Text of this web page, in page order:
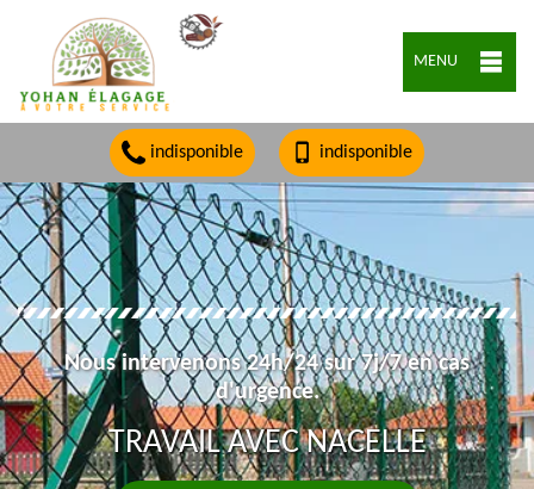
MENU
indisponible indisponible
Nous intervenons 24h/24 sur 7j/7 en cas
d'urgence.
TRAVAIL AVEC NACELLE